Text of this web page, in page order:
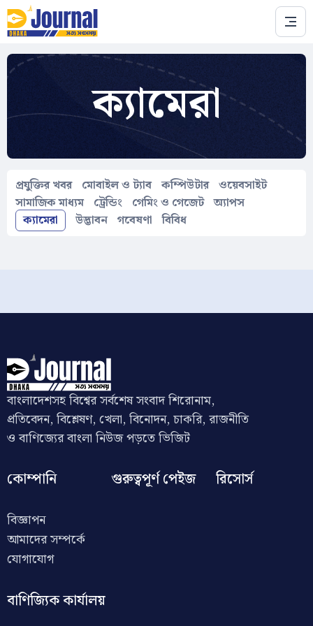
Skip to main content
ক্যামেরা
প্রযুক্তির খবর মোবাইল ও ট্যাব কম্পিউটার ওয়েবসাইট
সামাজিক মাধ্যম ট্রেন্ডিং গেমিং ও গেজেট অ্যাপস
ক্যামেরা
উদ্ভাবন গবেষণা বিবিধ
বাংলাদেশসহ বিশ্বের সর্বশেষ সংবাদ শিরোনাম,
প্রতিবেদন, বিশ্লেষণ, খেলা, বিনোদন, চাকরি, রাজনীতি
ও বাণিজ্যের বাংলা নিউজ পড়তে ভিজিট
কোম্পানি
বিজ্ঞাপন
আমাদের সম্পর্কে
যোগাযোগ
গুরুত্বপূর্ণ পেইজ রিসোর্স
বাণিজ্যিক কার্যালয়